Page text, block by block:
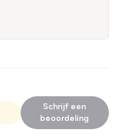
Schrijf een
beoordeling